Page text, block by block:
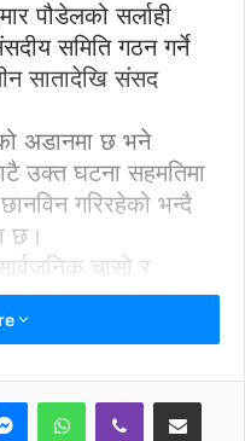
पौडेलको सर्लाही
समिति गठन गर्ने
सातादेखि संसद
अडानमा छ भने
उक्त घटना सहमतिमा
गरिरहेको भन्दै
छ।
चासो र
पाएका छैनन।
अवरोधमा होमिएको
प्रतिवेदन
MessengerWhatsAppViber Share via Email